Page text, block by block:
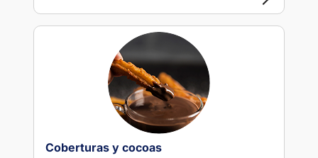
Coberturas y cocoas